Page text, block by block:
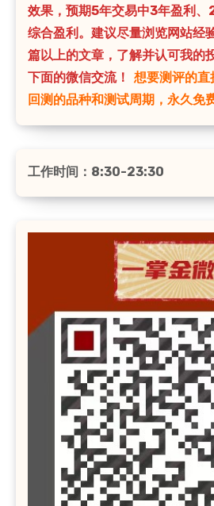
效果，预期5年交易中3年盈利、
综合盈利。建议尽量浏览网站经
篇以上的文章，了解并认可我的
下面的微信交流！
想要测评的
回测的品种和测试周期，永久免费
工作时间：8:30-23:30